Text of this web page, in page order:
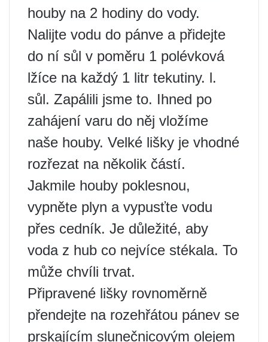
houby na 2 hodiny do vody.
Nalijte vodu do pánve a přidejte
do ní sůl v poměru 1 polévková
lžíce na každý 1 litr tekutiny. l.
sůl. Zapálili jsme to. Ihned po
zahájení varu do něj vložíme
naše houby. Velké lišky je vhodné
rozřezat na několik částí.
Jakmile houby poklesnou,
vypněte plyn a vypusťte vodu
přes cedník. Je důležité, aby
voda z hub co nejvíce stékala. To
může chvíli trvat.
Připravené lišky rovnoměrně
přendejte na rozehřátou pánev se
prskajícím slunečnicovým olejem